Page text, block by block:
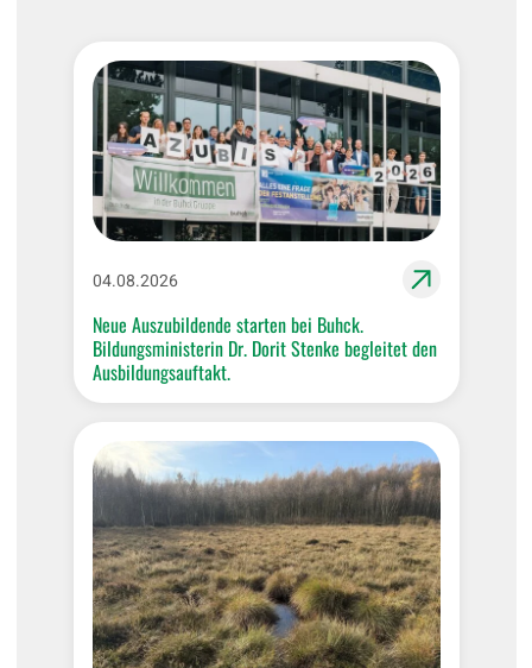
04.08.2026
Neue Auszubildende starten bei Buhck.
Bildungsministerin Dr. Dorit Stenke begleitet den
Ausbildungsauftakt.